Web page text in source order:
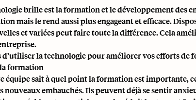
brille est la formation et le développement des
mais le rend aussi plus engageant et efficace.
et variées peut faire toute la différence. Cela
la technologie pour améliorer vos efforts de
formation
équipe sait à quel point la formation est importante,
embauchés. Ils peuvent déjà se sentir